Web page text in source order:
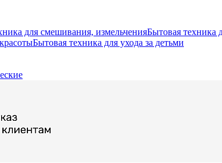
для смешивания, измельченияБытовая техника
Бытовая техника для ухода за детьми